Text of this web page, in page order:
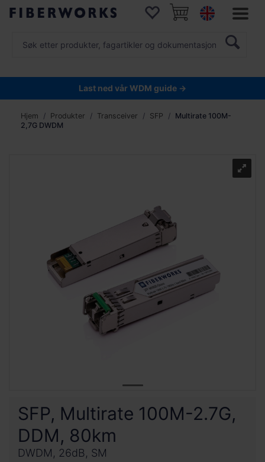
Last ned vår WDM guide →
Hjem Produkter Transceiver SFP
Multirate 100M-
2,7G DWDM
SFP, Multirate 100M-2.7G,
DDM, 80km
DWDM, 26dB, SM